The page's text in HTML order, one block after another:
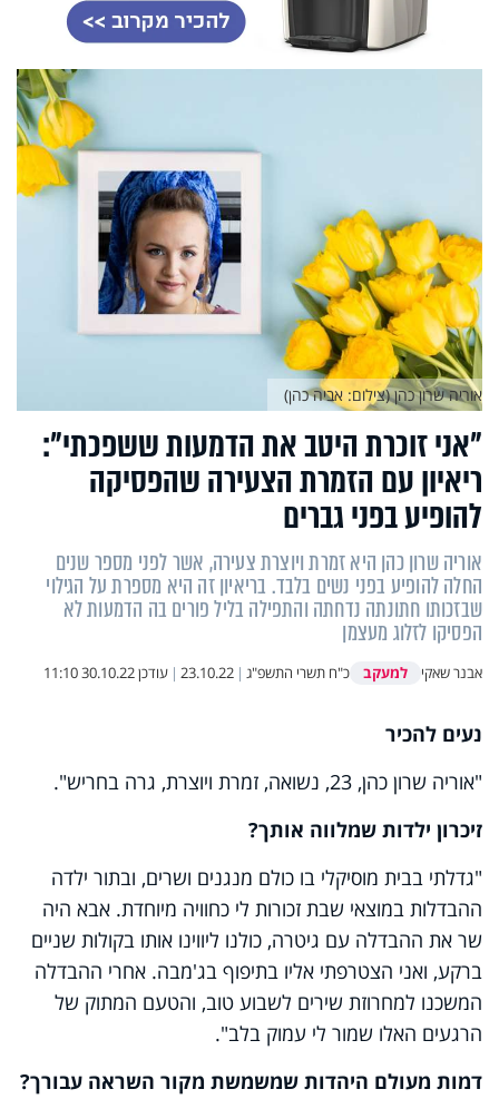
"אני זוכרת היטב את הדמעות ששפכתי":
ריאיון עם הזמרת הצעירה שהפסיקה
להופיע בפני גברים
אוריה שרון כהן היא זמרת ויוצרת צעירה, אשר לפני מספר שנים
החלה להופיע בפני נשים בלבד. בריאיון זה היא מספרת על הגילוי
שבזכותו חתונתה נדחתה והתפילה בליל פורים בה הדמעות לא
הפסיקו לזלוג מעצמן
אבנר שאקי למעקב כ"ח תשרי התשפ"ג |
23.10.22
| עודכן30.10.22 11:10
אוריה שרון כהן (צילום: אביה כהן)
נעים להכיר
"אוריה שרון כהן, 23, נשואה, זמרת ויוצרת, גרה בחריש".
זיכרון ילדות שמלווה אותך?
"גדלתי בבית מוסיקלי בו כולם מנגנים ושרים, ובתור ילדה
ההבדלות במוצאי שבת זכורות לי כחוויה מיוחדת. אבא היה
שר את ההבדלה עם גיטרה, כולנו ליווינו אותו בקולות שניים
ברקע, ואני הצטרפתי אליו בתיפוף בג'מבה. אחרי ההבדלה
המשכנו למחרוזת שירים לשבוע טוב, והטעם המתוק של
הרגעים האלו שמור לי עמוק בלב".
דמות מעולם היהדות שמשמשת מקור השראה עבורך?